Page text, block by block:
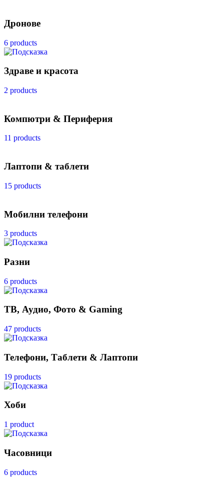
Дронове
6 products
Здраве и красота
2 products
Компютри & Периферия
11 products
Лаптопи & таблети
15 products
Мобилни телефони
3 products
Разни
6 products
ТВ, Аудио, Фото & Gaming
47 products
Телефони, Таблети & Лаптопи
19 products
Хоби
1 product
Часовници
6 products